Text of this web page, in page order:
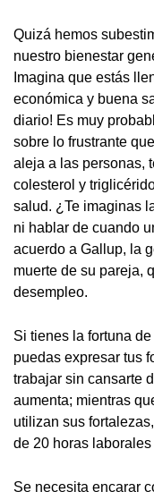
Quizá hemos
nuestro bienestar
Imagina que estás
económica y buena
diario! Es muy
sobre lo frustrante
aleja a las personas,
colesterol y
salud. ¿Te imaginas
ni hablar de cuando
acuerdo a Gallup, la
muerte de su pareja,
desempleo.
Si tienes la fortuna
puedas expresar tus
trabajar sin cansarte
aumenta; mientras
utilizan sus
de 20 horas laborales
Se necesita encarar